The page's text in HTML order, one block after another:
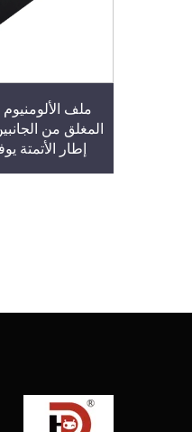
ملف
إطار الأتمتة